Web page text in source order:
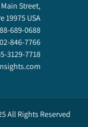
Street,
19975 USA
689-0688
846-7766
3129-7718
All Rights Reserved.